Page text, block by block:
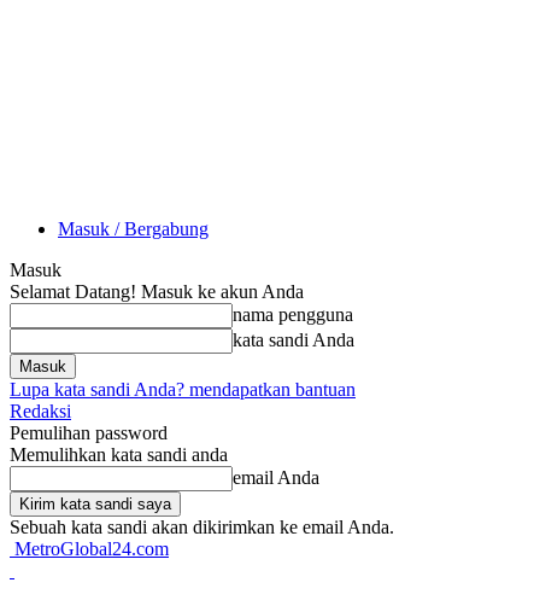
Masuk / Bergabung
Masuk
Selamat Datang! Masuk ke akun Anda
nama pengguna
kata sandi Anda
Lupa kata sandi Anda? mendapatkan bantuan
Redaksi
Pemulihan password
Memulihkan kata sandi anda
email Anda
Sebuah kata sandi akan dikirimkan ke email Anda.
MetroGlobal24.com